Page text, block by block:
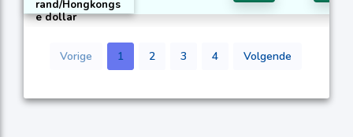
rand/Hongkongs
e dollar
Vorige 1 2 3 4 Volgende